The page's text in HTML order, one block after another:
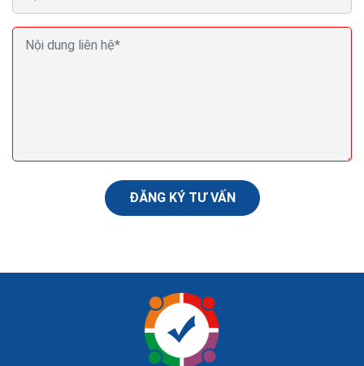
rõ ràng, website phải có đủ tính tăng chuẩn SEO, tương
tích nhiều thiết bị và tốc độ cao.
ĐĂNG KÝ TƯ VẤN